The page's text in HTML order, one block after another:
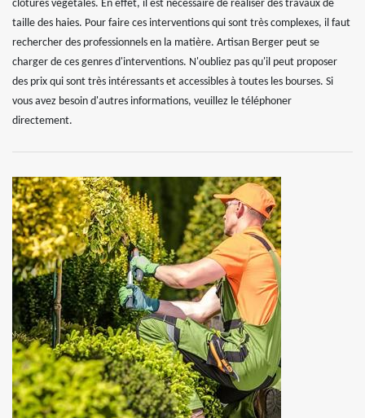
clôtures végétales. En effet, il est nécessaire de réaliser des travaux de
taille des haies. Pour faire ces interventions qui sont très complexes, il faut
rechercher des professionnels en la matière. Artisan Berger peut se
charger de ces genres d'interventions. N'oubliez pas qu'il peut proposer
des prix qui sont très intéressants et accessibles à toutes les bourses. Si
vous avez besoin d'autres informations, veuillez le téléphoner
directement.